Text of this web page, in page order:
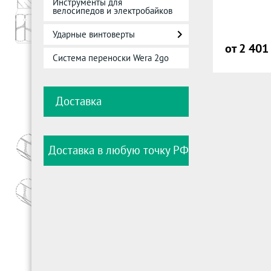
велосипедов и электробайков
Ударные винтоверты
Система переноски Wera 2go
Доставка
Доставка в любую точку РФ
от 2